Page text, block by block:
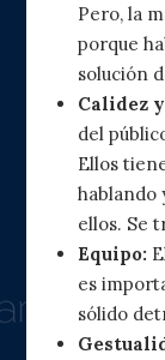
Pero, la
porque
solución
Calidez
del
Ellos
hablando
ellos. Se
Equipo:
es
sólido